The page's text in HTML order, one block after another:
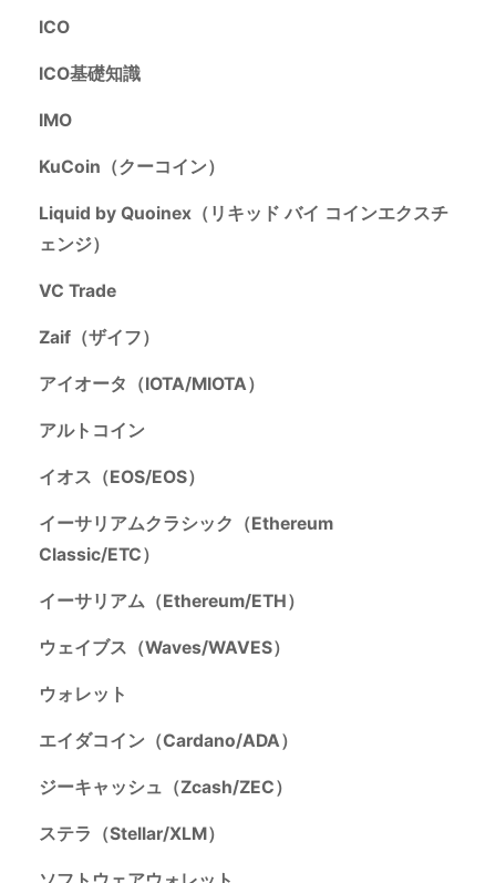
ICO
ICO基礎知識
IMO
KuCoin（クーコイン）
Liquid by Quoinex（リキッド バイ コインエクスチ
ェンジ）
VC Trade
Zaif（ザイフ）
アイオータ（IOTA/MIOTA）
アルトコイン
イオス（EOS/EOS）
イーサリアムクラシック（Ethereum
Classic/ETC）
イーサリアム（Ethereum/ETH）
ウェイブス（Waves/WAVES）
ウォレット
エイダコイン（Cardano/ADA）
ジーキャッシュ（Zcash/ZEC）
ステラ（Stellar/XLM）